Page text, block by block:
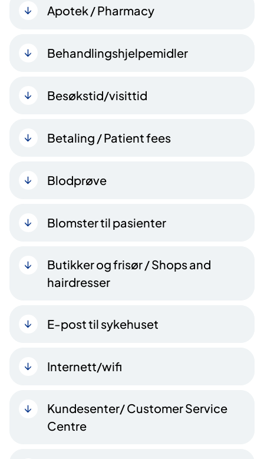
Apotek / Pharmacy
Behandlingshjelpemidler
Besøkstid/visittid
Betaling / Patient fees
Blodprøve
Blomster til pasienter
Butikker og frisør / Shops and
hairdresser
E-post til sykehuset
Internett/wifi
Kundesenter/ Customer Service
Centre